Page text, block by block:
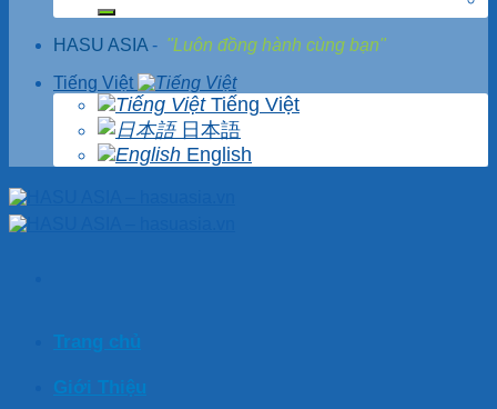
HASU ASIA - "Luôn đồng hành cùng bạn"
Tiếng Việt
Tiếng Việt
日本語
English
Trang chủ
Giới Thiệu